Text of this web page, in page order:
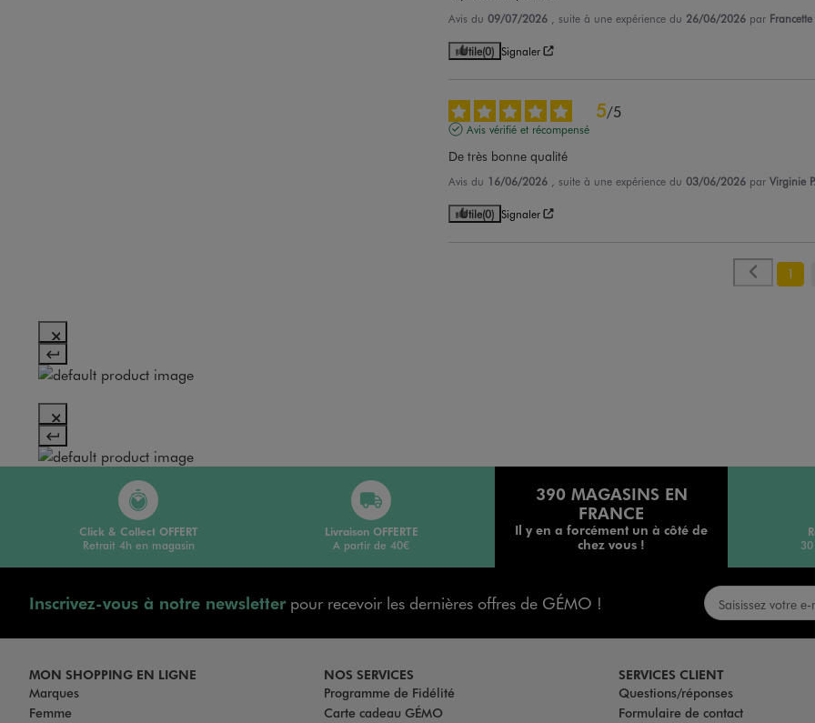
Avis du 09/07/2026 , suite à une expérience du 26/06/2026 par
Utile(0) Signaler
5/5
Avis vérifié et récompensé
De très bonne qualité
Avis du 16/06/2026 , suite à une expérience du 03/06/2026 par Virginie P.
Utile(0) Signaler
1
390 MAGASINS EN
FRANCE
Il y en a forcément un à côté de
chez vous !
Click & Collect OFFERT
Retrait 4h en magasin
Livraison OFFERTE
A partir de 40€
Inscrivez-vous à notre newsletterpour recevoir les dernières offres de GÉMO !
MON SHOPPING EN LIGNE
Marques
Femme
NOS SERVICES
Programme de Fidélité
Carte cadeau GÉMO
SERVICES CLIENT
Questions/réponses
Formulaire de contact